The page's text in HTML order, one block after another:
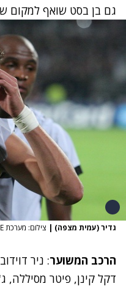
גם בן בסט שואף למקום
גדיר (עמית מצפה) | צילום: מערכת ONE
הרכב המשוער: ניר
דקל קינן, פיטר מסיללה,